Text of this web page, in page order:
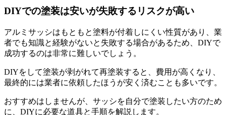
DIYでの塗装は安いが失敗するリスクが高い
アルミサッシはもともと塗料が付着しにくい性質があり、業
者でも知識と経験がないと失敗する場合があるため、DIYで
成功するのは非常に難しいでしょう。
DIYをして塗装が剥がれて再塗装すると、費用が高くなり、
最終的には業者に依頼したほうが安く済むことも多いです。
おすすめはしませんが、サッシを自分で塗装したい方のため
に、DIYに必要な道具と手順を解説します。